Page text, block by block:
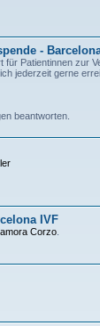
-
Patientinnen zur
jederzeit gerne
beantworten.
IVF
Corzo